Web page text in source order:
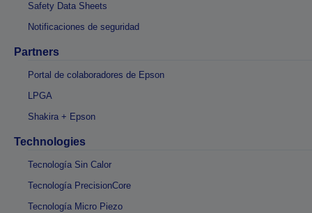
Safety Data Sheets
Notificaciones de seguridad
Partners
Portal de colaboradores de Epson
LPGA
Shakira + Epson
Technologies
Tecnología Sin Calor
Tecnología PrecisionCore
Tecnología Micro Piezo